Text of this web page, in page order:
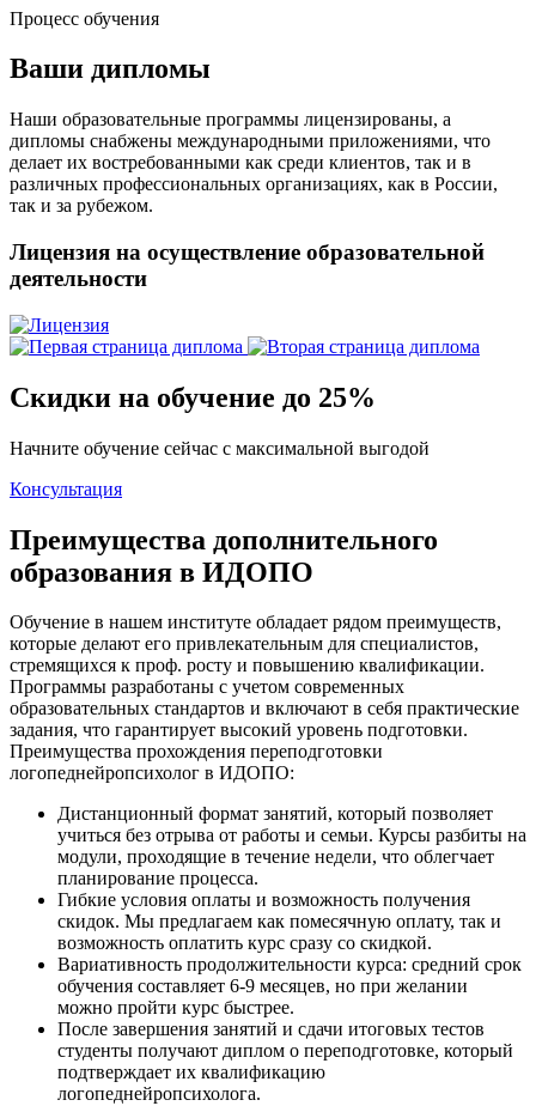
Процесс обучения
Ваши дипломы
Наши образовательные программы лицензированы, а
дипломы снабжены международными приложениями, что
делает их востребованными как среди клиентов, так и в
различных профессиональных организациях, как в России,
так и за рубежом.
Лицензия на осуществление образовательной
деятельности
Скидки на обучение до 25%
Начните обучение сейчас с максимальной выгодой
Консультация
Преимущества дополнительного
образования в ИДОПО
Обучение в нашем институте обладает рядом преимуществ,
которые делают его привлекательным для специалистов,
стремящихся к проф. росту и повышению квалификации.
Программы разработаны с учетом современных
образовательных стандартов и включают в себя практические
задания, что гарантирует высокий уровень подготовки.
Преимущества прохождения переподготовки
логопеднейропсихолог в ИДОПО:
Дистанционный формат занятий, который позволяет
учиться без отрыва от работы и семьи. Курсы разбиты на
модули, проходящие в течение недели, что облегчает
планирование процесса.
Гибкие условия оплаты и возможность получения
скидок. Мы предлагаем как помесячную оплату, так и
возможность оплатить курс сразу со скидкой.
Вариативность продолжительности курса: средний срок
обучения составляет 6-9 месяцев, но при желании
можно пройти курс быстрее.
После завершения занятий и сдачи итоговых тестов
студенты получают диплом о переподготовке, который
подтверждает их квалификацию
логопеднейропсихолога.